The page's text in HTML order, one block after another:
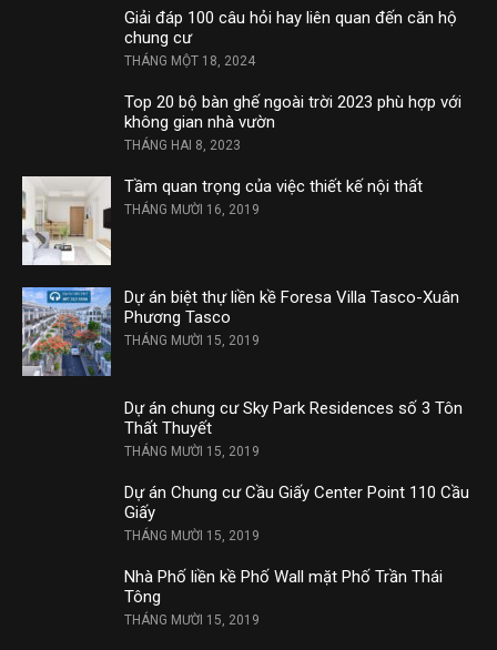
Giải đáp 100 câu hỏi hay liên quan đến căn hộ
chung cư
THÁNG MỘT 18, 2024
Top 20 bộ bàn ghế ngoài trời 2023 phù hợp với
không gian nhà vườn
THÁNG HAI 8, 2023
Tầm quan trọng của việc thiết kế nội thất
THÁNG MƯỜI 16, 2019
Dự án biệt thự liền kề Foresa Villa Tasco-Xuân
Phương Tasco
THÁNG MƯỜI 15, 2019
Dự án chung cư Sky Park Residences số 3 Tôn
Thất Thuyết
THÁNG MƯỜI 15, 2019
Dự án Chung cư Cầu Giấy Center Point 110 Cầu
Giấy
THÁNG MƯỜI 15, 2019
Nhà Phố liền kề Phố Wall mặt Phố Trần Thái
Tông
THÁNG MƯỜI 15, 2019